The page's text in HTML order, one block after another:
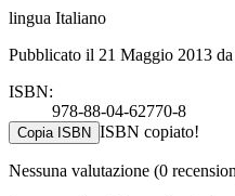
lingua Italiano
Pubblicato il 21 Maggio 2013
ISBN:
978-88-04-62770-8
Copia ISBN ISBN copiato!
Nessuna valutazione (0